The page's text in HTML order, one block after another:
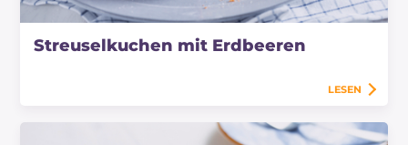
Streuselkuchen mit Erdbeeren
LESEN